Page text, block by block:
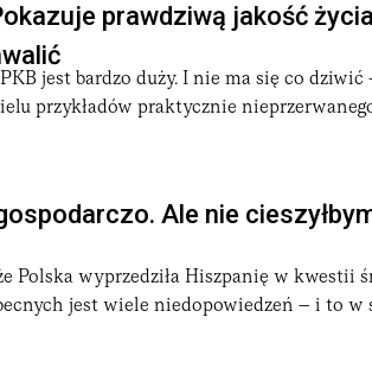
prawdziwą jakość życia
jest bardzo duży. I nie ma się co dziwić
przykładów praktycznie
Ale nie
Polska wyprzedziła Hiszpanię w kwestii
jest wiele niedopowiedzeń – i to w